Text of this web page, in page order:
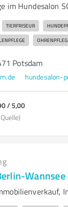
im Hundesalon
TIERFRISEUR
Potsdam
hundesalon-
/ 5,00